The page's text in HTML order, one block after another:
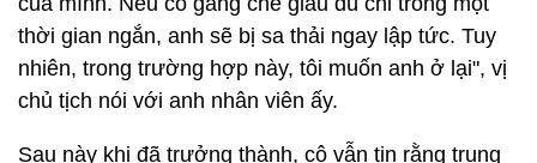
thời gian ngắn, anh sẽ bị sa thải ngay lập tức. Tuy
nhiên, trong trường hợp này, tôi muốn anh ở lại", vị
chủ tịch nói với anh nhân viên ấy.
Sau này khi đã trưởng thành, cô vẫn tin rằng trung